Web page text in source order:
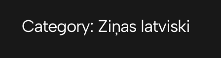
Category: Ziņas latviski